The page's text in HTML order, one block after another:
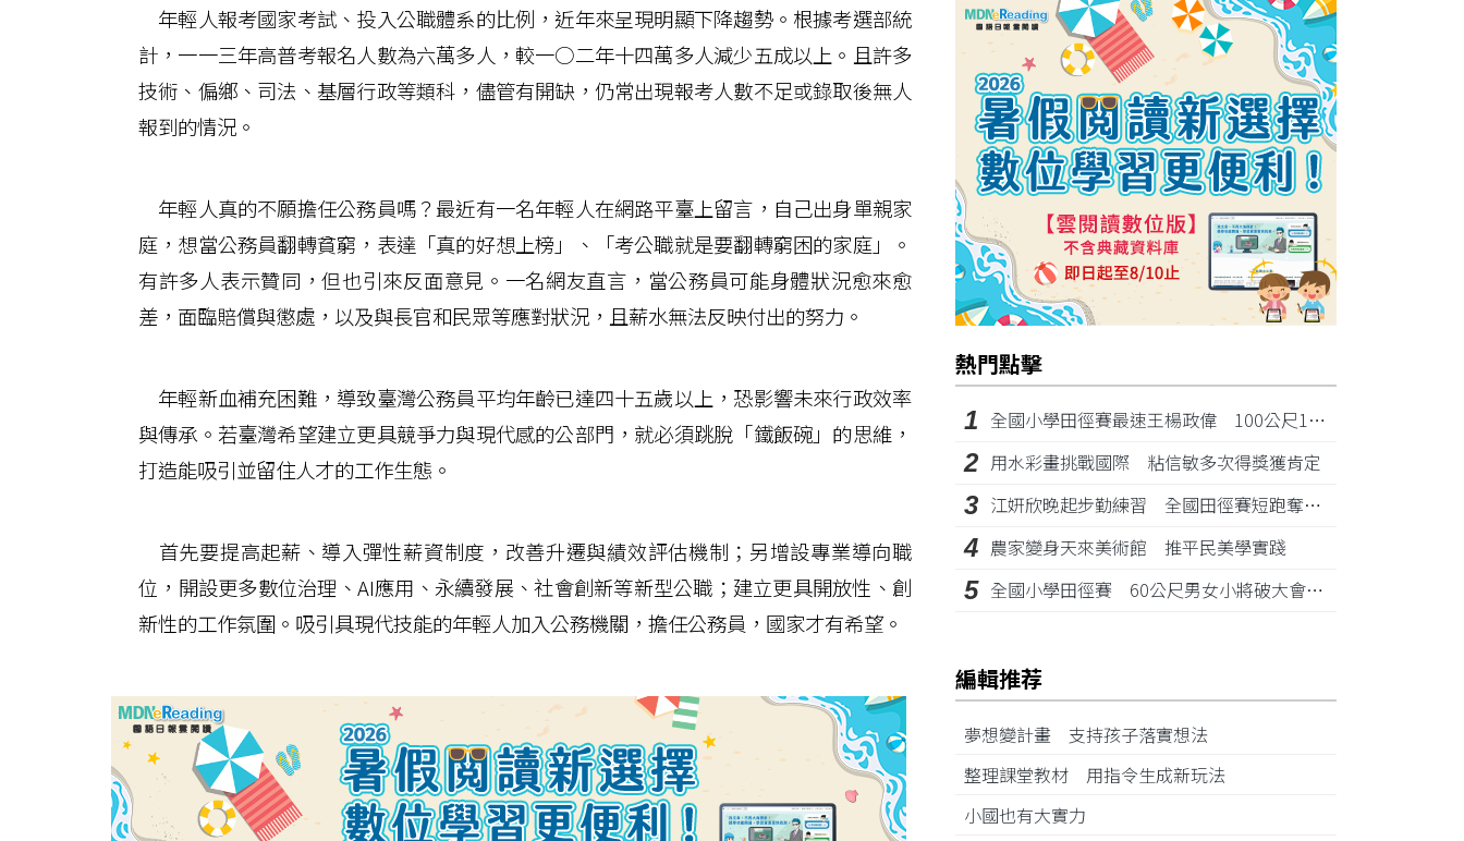
年輕人報考國家考試、投入公職體系的比例，近年來呈現明顯下降趨勢。根據考選部統
計，一一三年高普考報名人數為六萬多人，較一○二年十四萬多人減少五成以上。且許多
技術、偏鄉、司法、基層行政等類科，儘管有開缺，仍常出現報考人數不足或錄取後無人
報到的情況。
年輕人真的不願擔任公務員嗎？最近有一名年輕人在網路平臺上留言，自己出身單親家
庭，想當公務員翻轉貧窮，表達「真的好想上榜」、「考公職就是要翻轉窮困的家庭」。
有許多人表示贊同，但也引來反面意見。一名網友直言，當公務員可能身體狀況愈來愈
差，面臨賠償與懲處，以及與長官和民眾等應對狀況，且薪水無法反映付出的努力。
年輕新血補充困難，導致臺灣公務員平均年齡已達四十五歲以上，恐影響未來行政效率
與傳承。若臺灣希望建立更具競爭力與現代感的公部門，就必須跳脫「鐵飯碗」的思維，
打造能吸引並留住人才的工作生態。
首先要提高起薪、導入彈性薪資制度，改善升遷與績效評估機制；另增設專業導向職
位，開設更多數位治理、AI應用、永續發展、社會創新等新型公職；建立更具開放性、創
新性的工作氛圍。吸引具現代技能的年輕人加入公務機關，擔任公務員，國家才有希望。
熱門點擊
1 全國小學田徑賽最速王楊政偉 100公尺11秒87奪金
2 用水彩畫挑戰國際 粘信敏多次得獎獲肯定
3 江姸欣晚起步勤練習 全國田徑賽短跑奪金摘銅
4 農家變身天來美術館 推平民美學實踐
5 全國小學田徑賽 60公尺男女小將破大會紀錄
編輯推荐
夢想變計畫 支持孩子落實想法
整理課堂教材 用指令生成新玩法
小國也有大實力